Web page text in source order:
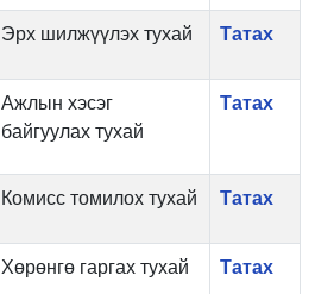
Эрх шилжүүлэх тухай Татах
Ажлын хэсэг
байгуулах тухай
Татах
Комисс томилох тухай Татах
Хөрөнгө гаргах тухай Татах